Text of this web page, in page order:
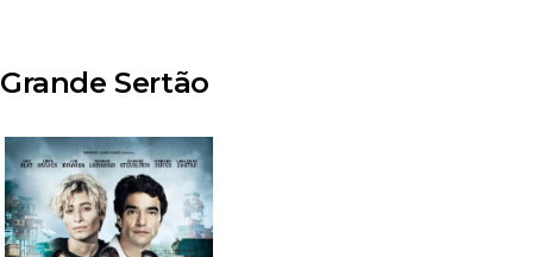
Grande Sertão